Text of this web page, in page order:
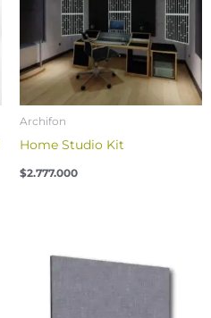
Archifon
Home Studio Kit
$2.777.000